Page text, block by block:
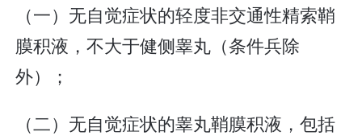
（一）无自觉症状的轻度非交通性精索鞘
膜积液，不大于健侧睾丸（条件兵除
外）；
（二）无自觉症状的睾丸鞘膜积液，包括